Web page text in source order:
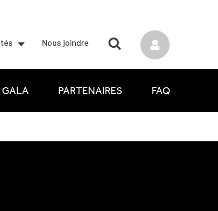
Nous joindre
GALA PARTENAIRES FAQ